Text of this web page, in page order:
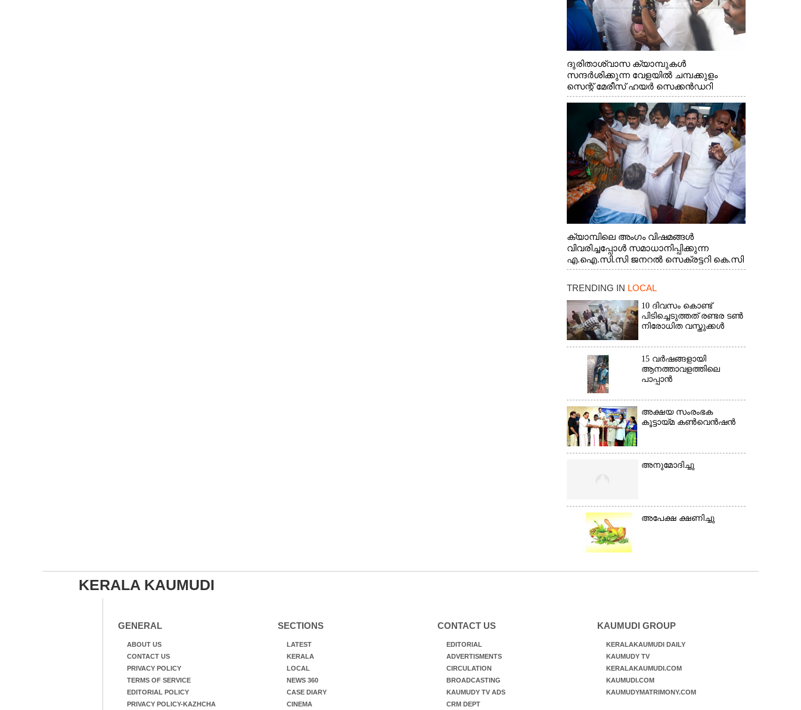
ദുരിതാശ്വാസ ക്യാമ്പുകൾ
സന്ദർശിക്കുന്ന വേളയിൽ ചമ്പക്കുളം
സെന്റ് മേരീസ് ഹയർ സെക്കൻഡറി
സ്കൂളിലെ ക്യാമ്പിലെത്തിയ എ.ഐ.സി.സി
ജനറൽ സെക്രട്ടറി കെ.സി
വേണുഗോപാൽ എം.പി കുരുന്നിനെ
എടുത്ത് ലാളിച്ചപ്പോൾ. സഹകരണ-
എക്സൈസ് വകുപ്പ് മന്ത്രി എം. ലിജു,
കൃഷിവകുപ്പ് മന്ത്രി ടി. സിദ്ദിഖ്, റെജി
ചെറിയാൻ എം. എൽ. എ എന്നിവർ സമീപം
ക്യാമ്പിലെ അംഗം വിഷമങ്ങൾ
വിവരിച്ചപ്പോൾ സമാധാനിപ്പിക്കുന്ന
എ.ഐ.സി.സി ജനറൽ സെക്രട്ടറി കെ.സി
വേണുഗോപാൽ എം.പി. സഹകരണ-
എന്നിവർ
TRENDING IN LOCAL
10 ദിവസം കൊണ്ട്
പിടിച്ചെടുത്തത് രണ്ടര ടൺ
നിരോധിത വസ്തുക്കൾ
15 വർഷങ്ങളായി
ആനത്താവളത്തിലെ
പാപ്പാൻ
അക്ഷയ സംരംഭക
കൂട്ടായ്മ കൺവെൻഷൻ
അനുമോദിച്ചു
അപേക്ഷ ക്ഷണിച്ചു
KERALA KAUMUDI
GENERAL
ABOUT US
CONTACT US
PRIVACY POLICY
TERMS OF SERVICE
EDITORIAL POLICY
PRIVACY POLICY-KAZHCHA
SECTIONS
LATEST
KERALA
LOCAL
NEWS 360
CASE DIARY
CINEMA
CONTACT US
EDITORIAL
ADVERTISMENTS
CIRCULATION
BROADCASTING
KAUMUDY TV ADS
CRM DEPT
KAUMUDI GROUP
KERALAKAUMUDI DAILY
KAUMUDY TV
KERALAKAUMUDI.COM
KAUMUDI.COM
KAUMUDYMATRIMONY.COM